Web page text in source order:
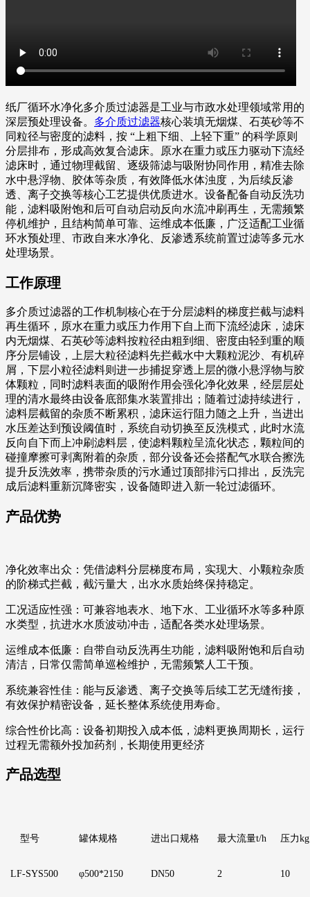
纸厂循环水净化多介质过滤器是工业与市政水处理领域常用的
深层预处理设备。 多介质过滤器核心装填无烟煤、石英砂等不
同粒径与密度的滤料，按 “上粗下细、上轻下重” 的科学原则
分层排布，形成高效复合滤床。原水在重力或压力驱动下流经
滤床时，通过物理截留、逐级筛滤与吸附协同作用，精准去除
水中悬浮物、胶体等杂质，有效降低水体浊度，为后续反渗
透、离子交换等核心工艺提供优质进水。设备配备自动反洗功
能，滤料吸附饱和后可自动启动反向水流冲刷再生，无需频繁
停机维护，且结构简单可靠、运维成本低廉，广泛适配工业循
环水预处理、市政自来水净化、反渗透系统前置过滤等多元水
处理场景。
工作原理
多介质过滤器的工作机制核心在于分层滤料的梯度拦截与滤料
再生循环，原水在重力或压力作用下自上而下流经滤床，滤床
内无烟煤、石英砂等滤料按粒径由粗到细、密度由轻到重的顺
序分层铺设，上层大粒径滤料先拦截水中大颗粒泥沙、有机碎
屑，下层小粒径滤料则进一步捕捉穿透上层的微小悬浮物与胶
体颗粒，同时滤料表面的吸附作用会强化净化效果，经层层处
理的清水最终由设备底部集水装置排出；随着过滤持续进行，
滤料层截留的杂质不断累积，滤床运行阻力随之上升，当进出
水压差达到预设阈值时，系统自动切换至反洗模式，此时水流
反向自下而上冲刷滤料层，使滤料颗粒呈流化状态，颗粒间的
碰撞摩擦可剥离附着的杂质，部分设备还会搭配气水联合擦洗
提升反洗效率，携带杂质的污水通过顶部排污口排出，反洗完
成后滤料重新沉降密实，设备随即进入新一轮过滤循环。
产品优势
净化效率出众：凭借滤料分层梯度布局，实现大、小颗粒杂质
的阶梯式拦截，截污量大，出水水质始终保持稳定。
工况适应性强：可兼容地表水、地下水、工业循环水等多种原
水类型，抗进水水质波动冲击，适配各类水处理场景。
运维成本低廉：自带自动反洗再生功能，滤料吸附饱和后自动
清洁，日常仅需简单巡检维护，无需频繁人工干预。
系统兼容性佳：能与反渗透、离子交换等后续工艺无缝衔接，
有效保护精密设备，延长整体系统使用寿命。
综合性价比高：设备初期投入成本低，滤料更换周期长，运行
过程无需额外投加药剂，长期使用更经济
产品选型
型号 罐体规格 进出口规格 最大流量t/h 压力kg
LF-SYS500 φ500*2150 DN50 2 10